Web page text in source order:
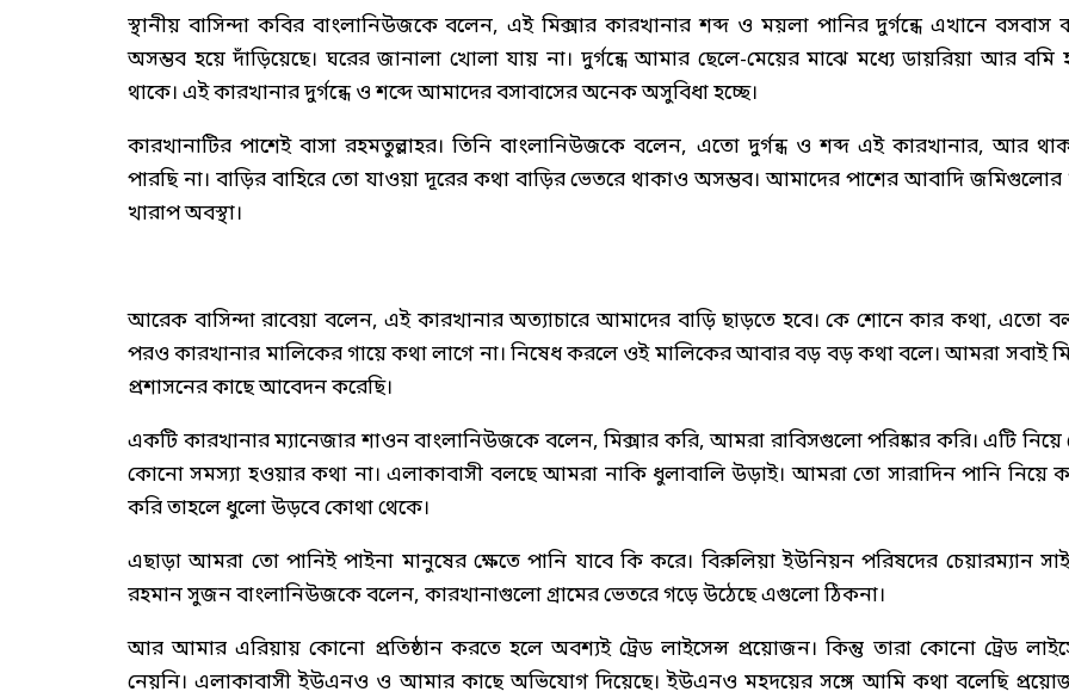
স্থানীয় বাসিন্দা কবির বাংলানিউজকে বলেন, এই মিক্সার কারখানার শব্দ ও ময়লা পানির দুর্গন্ধে এখানে বসবাস
অসম্ভব হয়ে দাঁড়িয়েছে। ঘরের জানালা খোলা যায় না। দুর্গন্ধে আমার ছেলে-মেয়ের মাঝে মধ্যে ডায়রিয়া আর বমি
থাকে। এই কারখানার দুর্গন্ধে ও শব্দে আমাদের বসাবাসের অনেক অসুবিধা হচ্ছে।
কারখানাটির পাশেই বাসা রহমতুল্লাহর। তিনি বাংলানিউজকে বলেন, এতো দুর্গন্ধ ও শব্দ এই কারখানার, আর
পারছি না। বাড়ির বাহিরে তো যাওয়া দূরের কথা বাড়ির ভেতরে থাকাও অসম্ভব। আমাদের পাশের আবাদি
খারাপ অবস্থা।
আরেক বাসিন্দা রাবেয়া বলেন, এই কারখানার অত্যাচারে আমাদের বাড়ি ছাড়তে হবে। কে শোনে কার কথা, এতো
পরও কারখানার মালিকের গায়ে কথা লাগে না। নিষেধ করলে ওই মালিকের আবার বড় বড় কথা বলে। আমরা সবাই
প্রশাসনের কাছে আবেদন করেছি।
একটি কারখানার ম্যানেজার শাওন বাংলানিউজকে বলেন, মিক্সার করি, আমরা রাবিসগুলো পরিষ্কার করি। এটি
কোনো সমস্যা হওয়ার কথা না। এলাকাবাসী বলছে আমরা নাকি ধুলাবালি উড়াই। আমরা তো সারাদিন পানি নিয়ে
করি তাহলে ধুলো উড়বে কোথা থেকে।
এছাড়া আমরা তো পানিই পাইনা মানুষের ক্ষেতে পানি যাবে কি করে। বিরুলিয়া ইউনিয়ন পরিষদের চেয়ারম্যান
রহমান সুজন বাংলানিউজকে বলেন, কারখানাগুলো গ্রামের ভেতরে গড়ে উঠেছে এগুলো ঠিকনা।
আর আমার এরিয়ায় কোনো প্রতিষ্ঠান করতে হলে অবশ্যই ট্রেড লাইসেন্স প্রয়োজন। কিন্তু তারা কোনো ট্রেড
নেয়নি। এলাকাবাসী ইউএনও ও আমার কাছে অভিযোগ দিয়েছে। ইউএনও মহদয়ের সঙ্গে আমি কথা বলেছি